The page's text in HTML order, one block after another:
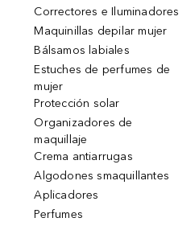
Correctores e Iluminadores
Maquinillas depilar mujer
Bálsamos labiales
Estuches de perfumes de
mujer
Protección solar
Organizadores de
maquillaje
Crema antiarrugas
Algodones smaquillantes
Aplicadores
Perfumes